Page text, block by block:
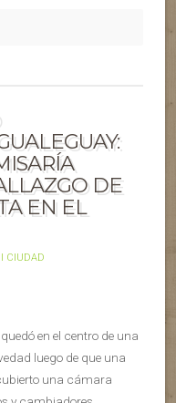
DE
EN EL
CIUDAD
en el centro de una
luego de que una
una cámara